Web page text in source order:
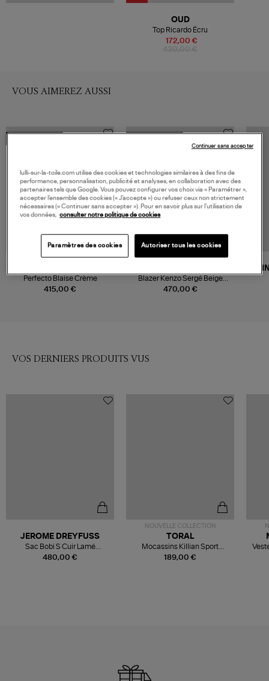
172,00 €
OUD
Top Ricardo Écru
VOUS AIMEREZ AUSSI
415,00 €
Perfecto Blaise Crème
470,00 €
Blazer Kenzo Sergé Beige
Doublure Léopard
VOS DERNIERS PRODUITS VUS
480,00 €
JEROME DREYFUSS
Sac Bobi S Cuir Lamé
Champagne
NOUVELLE COLLECTION
189,00 €
TORAL
Mocassins Killian Sport
Mousse
lulli-sur-la-toile.com utilise des cookies et technologies similaires à des fins de
performance, personnalisation, publicité et analyses, en collaboration avec des
partenaires tels que Google. Vous pouvez configurer vos choix via « Paramétrer »,
accepter l’ensemble des cookies (« J’accepte ») ou refuser ceux non strictement
nécessaires (« Continuer sans accepter »). Pour en savoir plus sur l’utilisation de
vos données, consulter notre politique de cookies
Paramètres des cookies Autoriser tous les cookies
Continuer sans accepter